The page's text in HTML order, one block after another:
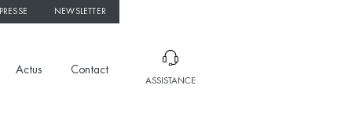
PRESSE NEWSLETTER
Actus Contact
ASSISTANCE